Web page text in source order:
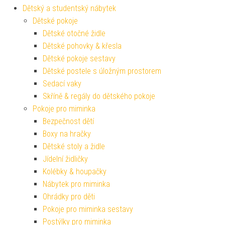
Dětský a studentský nábytek
Dětské pokoje
Dětské otočné židle
Dětské pohovky & křesla
Dětské pokoje sestavy
Dětské postele s úložným prostorem
Sedací vaky
Skříně & regály do dětského pokoje
Pokoje pro miminka
Bezpečnost dětí
Boxy na hračky
Dětské stoly a židle
Jídelní židličky
Kolébky & houpačky
Nábytek pro miminka
Ohrádky pro děti
Pokoje pro miminka sestavy
Postýlky pro miminka